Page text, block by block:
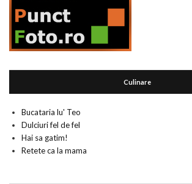
Culinare
Bucataria lu' Teo
Dulciuri fel de fel
Hai sa gatim!
Retete ca la mama